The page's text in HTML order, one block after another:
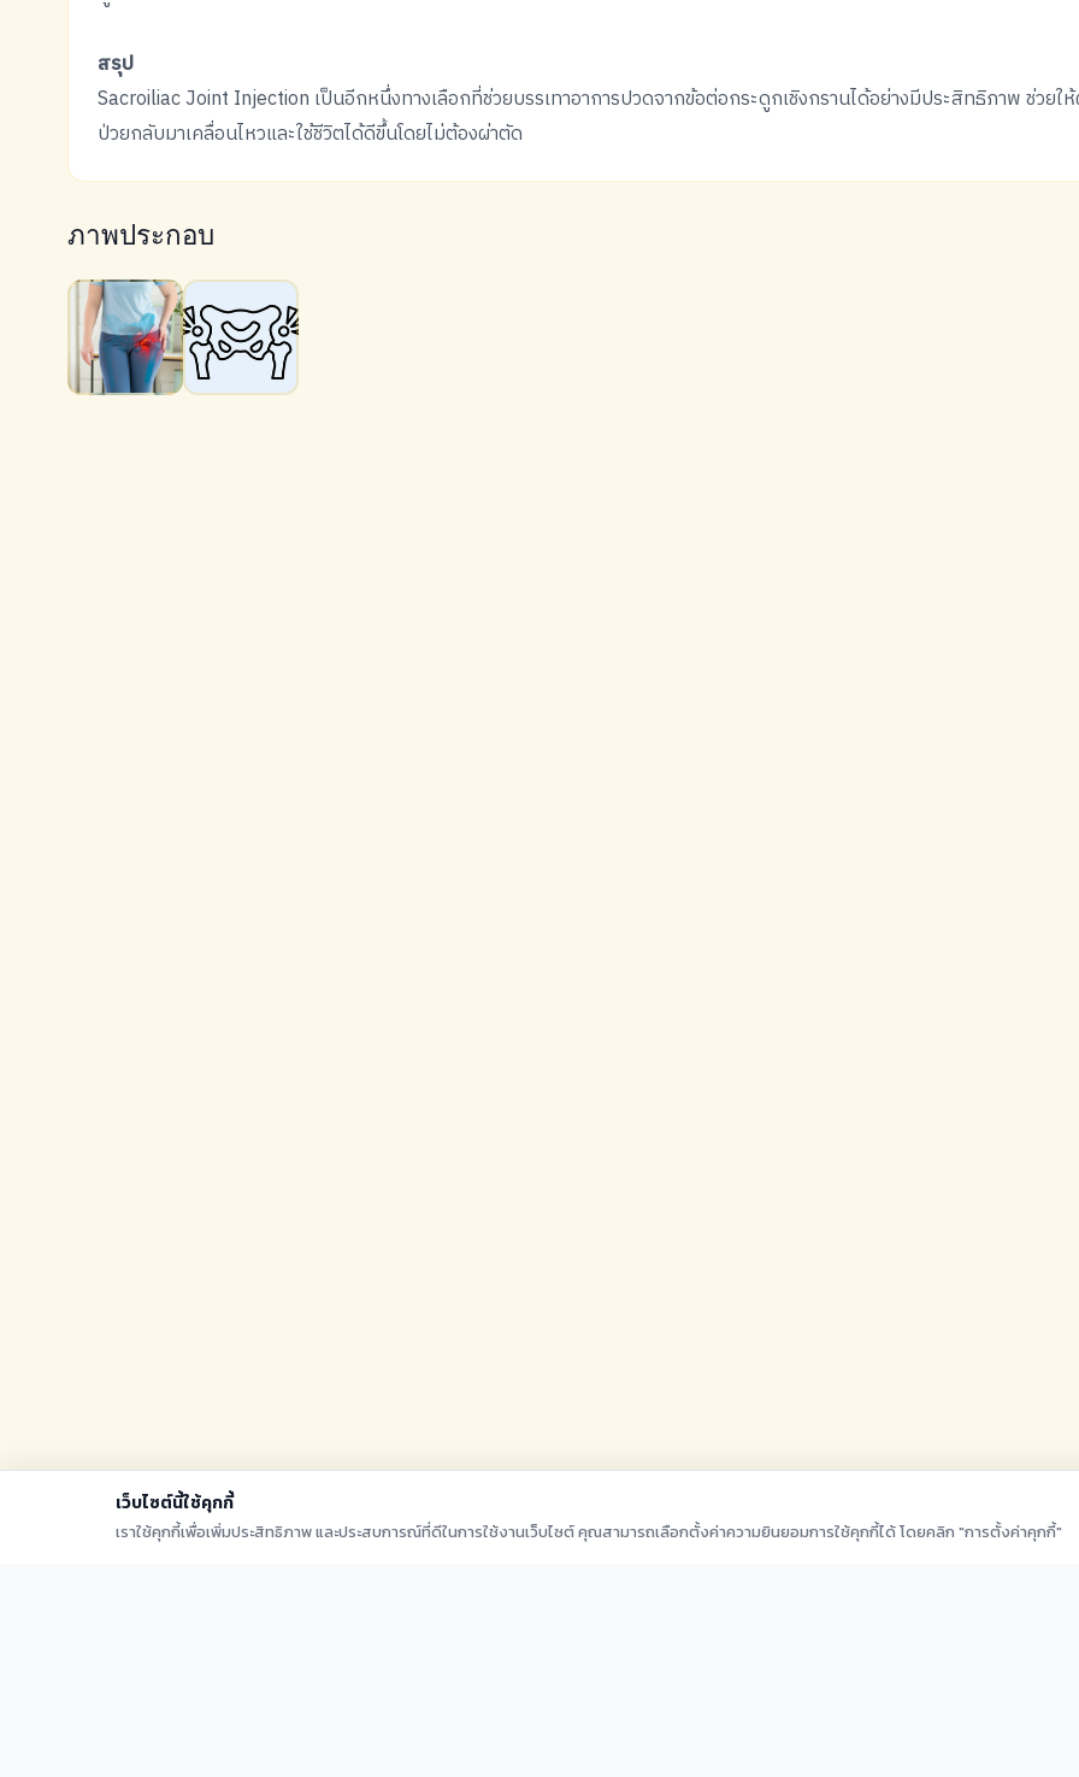
สรุป
Sacroiliac Joint Injection เป็นอีกหนึ่งทางเลือกที่ช่วยบรรเทาอาการปวดจากข้อต่อกระดูกเชิงกรานได้อย่างมีประสิทธิภาพ ช่วยใ
ป่วยกลับมาเคลื่อนไหวและใช้ชีวิตได้ดีขึ้นโดยไม่ต้องผ่าตัด
ภาพประกอบ
เว็บไซต์นี้ใช้คุกกี้
เราใช้คุกกี้เพื่อเพิ่มประสิทธิภาพ และประสบการณ์ที่ดีในการใช้งานเว็บไซต์ คุณสามารถเลือกตั้งค่าความยินยอมการใช้คุกกี้ได้ โดยคลิก "การตั้งค่าคุกกี้"